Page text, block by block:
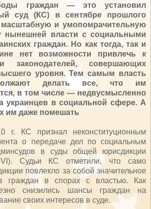
граждан — это установил
суд (КС) в сентябре прошлого
масштабную и умопомрачительную
нынешней власти с социальными
граждан. Но как тогда, так и
нет возможности привлечь к
законодателей, совершающих
уровня. Тем самым власть
делать все, что им
в том числе — недвусмысленно
украинцев в социальной сфере. А
им даже помешать
г. КС признал неконституционным
о передаче дел по социальным
в суды общей юрисдикции
Судьи КС отметили, что само
повлекло за собой значительное
граждан в спорах с властью. Как
снизились шансы граждан на
своих интересов в суде.